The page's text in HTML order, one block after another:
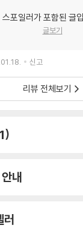
해!”
, 마기와는 지금까지
이 너희가 살아가는
으면 이겨야 해. 마지
고 더 이상의 탈락자가
나를 구하려고 하는데
스포일러가 포함된 글
글보기
신고
리뷰 전체보기
1
내
러